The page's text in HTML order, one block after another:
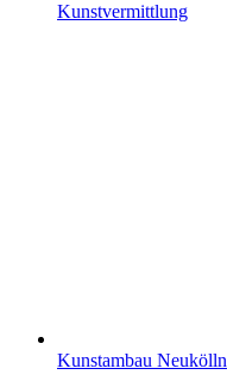
Kunstvermittlung
Kunstambau Neukölln